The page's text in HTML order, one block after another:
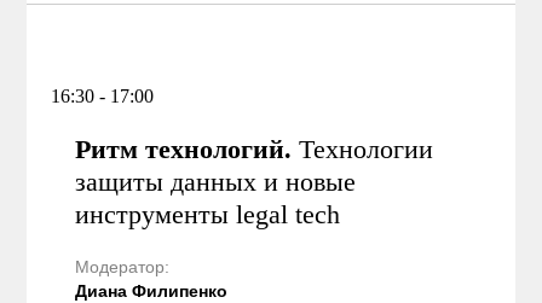
16:30 - 17:00
Ритм технологий. Технологии
защиты данных и новые
инструменты legal tech
Модератор:
Диана Филипенко